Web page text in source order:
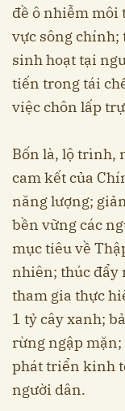
đề ô nhiễm môi
vực sông chính;
sinh hoạt tại
tiến trong tái
việc chôn lấp
Bốn là, lộ trình,
cam kết của
năng lượng;
bền vững các
mục tiêu về
nhiên; thúc đẩy
tham gia thực
1 tỷ cây xanh;
rừng ngập mặn;
phát triển kinh
người dân.